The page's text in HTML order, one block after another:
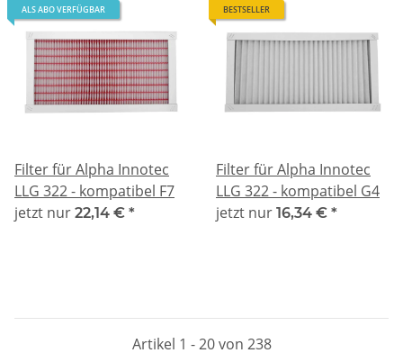
ALS ABO VERFÜGBAR
Filter für Alpha Innotec
LLG 322 - kompatibel F7
jetzt nur 22,14 € *
BESTSELLER
Filter für Alpha Innotec
LLG 322 - kompatibel G4
jetzt nur 16,34 € *
Artikel 1 - 20 von 238